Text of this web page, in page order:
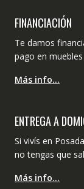
FINANCIACIÓN
Te damos
pago en
Más info…
ENTREGA A
Si vivís en
no tengas que
Más info…